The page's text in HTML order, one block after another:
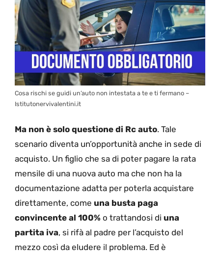
Cosa rischi se guidi un’auto non intestata a te e ti fermano –
Istitutonervivalentini.it
Ma non è solo questione di Rc auto. Tale
scenario diventa un’opportunità anche in sede di
acquisto. Un figlio che sa di poter pagare la rata
mensile di una nuova auto ma che non ha la
documentazione adatta per poterla acquistare
direttamente, come una busta paga
convincente al 100% o trattandosi di una
partita iva, si rifà al padre per l’acquisto del
mezzo così da eludere il problema. Ed è